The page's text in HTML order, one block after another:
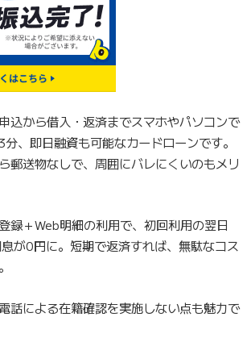
込から借入・返済までスマホやパソコンで
、即日融資も可能なカードローンです。
郵送物なしで、周囲にバレにくいのもメリ
録＋Web明細の利用で、初回利用の翌日
が0円に。短期で返済すれば、無駄なコス
話による在籍確認を実施しない点も魅力で